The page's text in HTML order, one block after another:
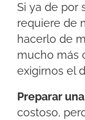
Si ya de por
requiere de
hacerlo de
mucho más
exigirnos el
Preparar
costoso,